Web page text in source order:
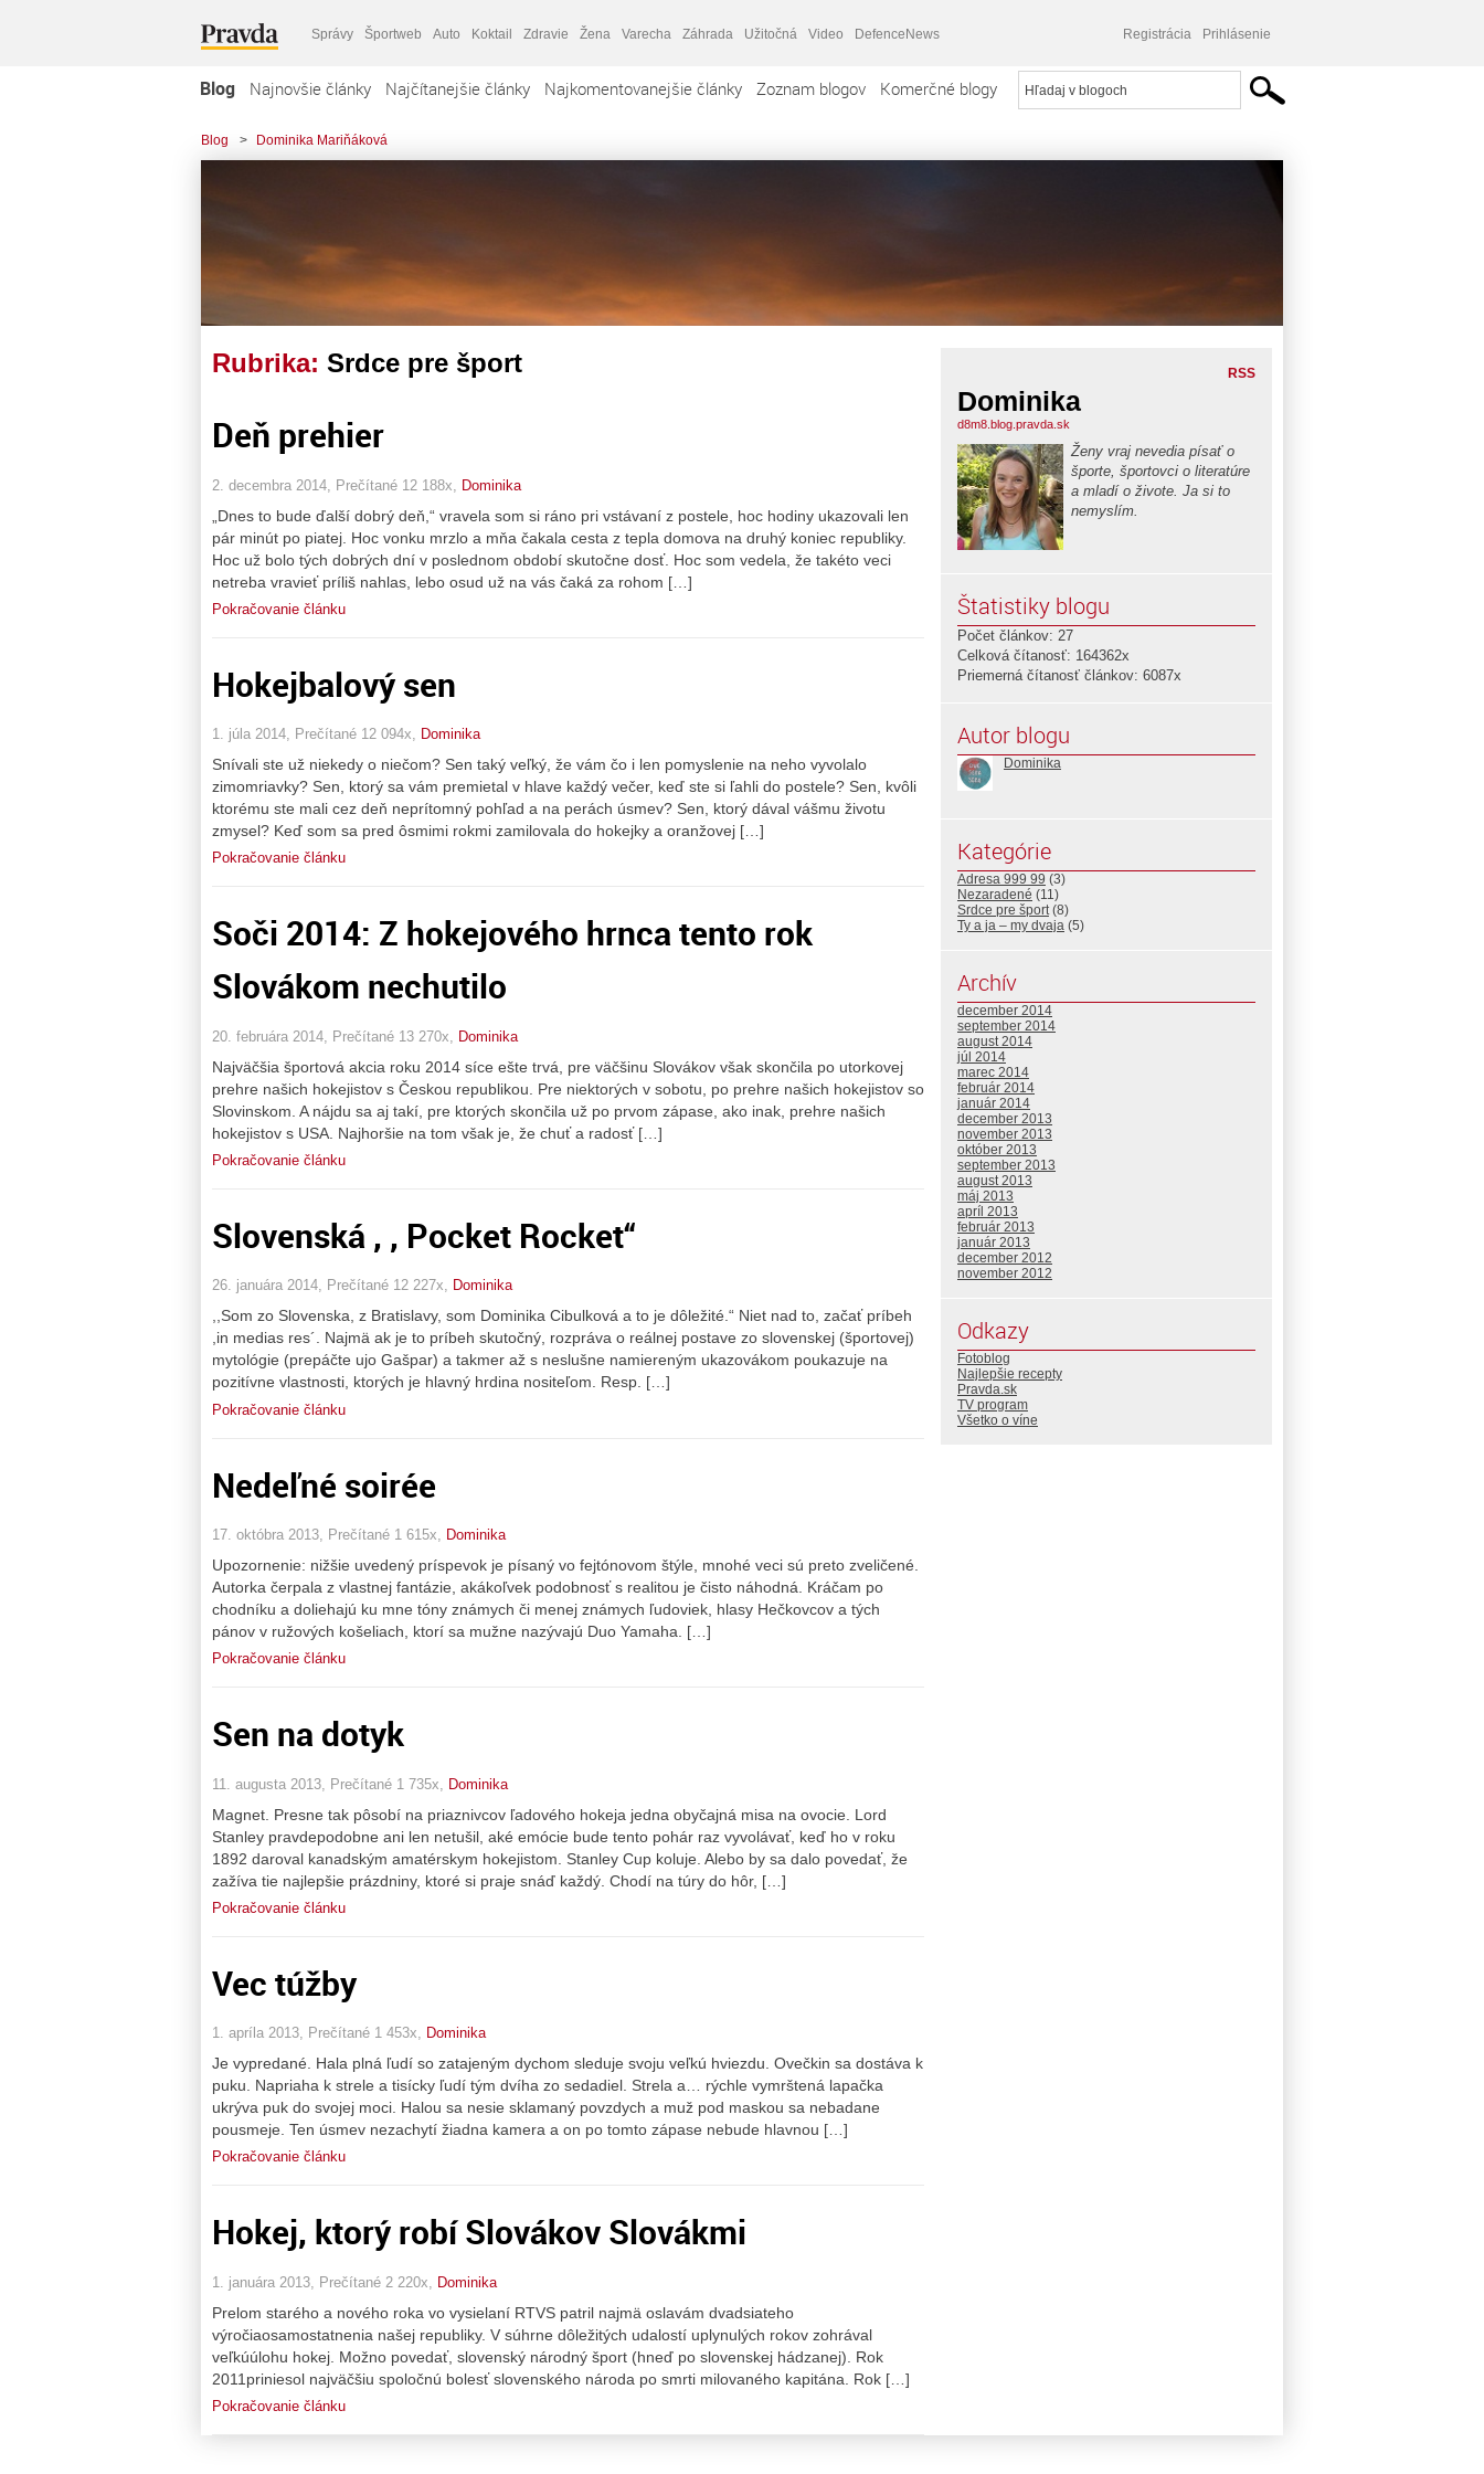
Správy Športweb Auto Koktail Zdravie Žena Varecha Záhrada Užitočná Video DefenceNews Registrácia Prihlásenie
Blog Najnovšie články Najčítanejšie články Najkomentovanejšie články Zoznam blogov Komerčné blogy
Blog > Dominika Mariňáková
Rubrika: Srdce pre šport
Deň prehier
2. decembra 2014, Prečítané 12 188x, Dominika
„Dnes to bude ďalší dobrý deň,“ vravela som si ráno pri vstávaní z postele, hoc hodiny ukazovali len
pár minút po piatej. Hoc vonku mrzlo a mňa čakala cesta z tepla domova na druhý koniec republiky.
Hoc už bolo tých dobrých dní v poslednom období skutočne dosť. Hoc som vedela, že takéto veci
netreba vravieť príliš nahlas, lebo osud už na vás čaká za rohom […]
Pokračovanie článku
Hokejbalový sen
1. júla 2014, Prečítané 12 094x, Dominika
Snívali ste už niekedy o niečom? Sen taký veľký, že vám čo i len pomyslenie na neho vyvolalo
zimomriavky? Sen, ktorý sa vám premietal v hlave každý večer, keď ste si ľahli do postele? Sen, kvôli
ktorému ste mali cez deň neprítomný pohľad a na perách úsmev? Sen, ktorý dával vášmu životu
zmysel? Keď som sa pred ôsmimi rokmi zamilovala do hokejky a oranžovej […]
Pokračovanie článku
Soči 2014: Z hokejového hrnca tento rok
Slovákom nechutilo
20. februára 2014, Prečítané 13 270x, Dominika
Najväčšia športová akcia roku 2014 síce ešte trvá, pre väčšinu Slovákov však skončila po utorkovej
prehre našich hokejistov s Českou republikou. Pre niektorých v sobotu, po prehre našich hokejistov so
Slovinskom. A nájdu sa aj takí, pre ktorých skončila už po prvom zápase, ako inak, prehre našich
hokejistov s USA. Najhoršie na tom však je, že chuť a radosť […]
Pokračovanie článku
Slovenská , , Pocket Rocket“
26. januára 2014, Prečítané 12 227x, Dominika
,,Som zo Slovenska, z Bratislavy, som Dominika Cibulková a to je dôležité.“ Niet nad to, začať príbeh
,in medias res´. Najmä ak je to príbeh skutočný, rozpráva o reálnej postave zo slovenskej (športovej)
mytológie (prepáčte ujo Gašpar) a takmer až s neslušne namiereným ukazovákom poukazuje na
pozitívne vlastnosti, ktorých je hlavný hrdina nositeľom. Resp. […]
Pokračovanie článku
Nedeľné soirée
17. októbra 2013, Prečítané 1 615x, Dominika
Upozornenie: nižšie uvedený príspevok je písaný vo fejtónovom štýle, mnohé veci sú preto zveličené.
Autorka čerpala z vlastnej fantázie, akákoľvek podobnosť s realitou je čisto náhodná. Kráčam po
chodníku a doliehajú ku mne tóny známych či menej známych ľudoviek, hlasy Hečkovcov a tých
pánov v ružových košeliach, ktorí sa mužne nazývajú Duo Yamaha. […]
Pokračovanie článku
Sen na dotyk
11. augusta 2013, Prečítané 1 735x, Dominika
Magnet. Presne tak pôsobí na priaznivcov ľadového hokeja jedna obyčajná misa na ovocie. Lord
Stanley pravdepodobne ani len netušil, aké emócie bude tento pohár raz vyvolávať, keď ho v roku
1892 daroval kanadským amatérskym hokejistom. Stanley Cup koluje. Alebo by sa dalo povedať, že
zažíva tie najlepšie prázdniny, ktoré si praje snáď každý. Chodí na túry do hôr, […]
Pokračovanie článku
Vec túžby
1. apríla 2013, Prečítané 1 453x, Dominika
Je vypredané. Hala plná ľudí so zatajeným dychom sleduje svoju veľkú hviezdu. Ovečkin sa dostáva k
puku. Napriaha k strele a tisícky ľudí tým dvíha zo sedadiel. Strela a… rýchle vymrštená lapačka
ukrýva puk do svojej moci. Halou sa nesie sklamaný povzdych a muž pod maskou sa nebadane
pousmeje. Ten úsmev nezachytí žiadna kamera a on po tomto zápase nebude hlavnou […]
Pokračovanie článku
Hokej, ktorý robí Slovákov Slovákmi
1. januára 2013, Prečítané 2 220x, Dominika
Prelom starého a nového roka vo vysielaní RTVS patril najmä oslavám dvadsiateho
výročiaosamostatnenia našej republiky. V súhrne dôležitých udalostí uplynulých rokov zohrával
veľkúúlohu hokej. Možno povedať, slovenský národný šport (hneď po slovenskej hádzanej). Rok
2011priniesol najväčšiu spoločnú bolesť slovenského národa po smrti milovaného kapitána. Rok […]
Pokračovanie článku
RSS
Dominika
d8m8.blog.pravda.sk
Ženy vraj nevedia písať o
športe, športovci o literatúre
a mladí o živote. Ja si to
nemyslím.
Štatistiky blogu
Počet článkov: 27
Celková čítanosť: 164362x
Priemerná čítanosť článkov: 6087x
Autor blogu
Dominika
Kategórie
Adresa 999 99 (3)
Nezaradené (11)
Srdce pre šport(8)
Ty a ja – my dvaja (5)
Archív
december 2014
september 2014
august 2014
júl 2014
marec 2014
február 2014
január 2014
december 2013
november 2013
október 2013
september 2013
august 2013
máj 2013
apríl 2013
február 2013
január 2013
december 2012
november 2012
Odkazy
Fotoblog
Najlepšie recepty
Pravda.sk
TV program
Všetko o víne